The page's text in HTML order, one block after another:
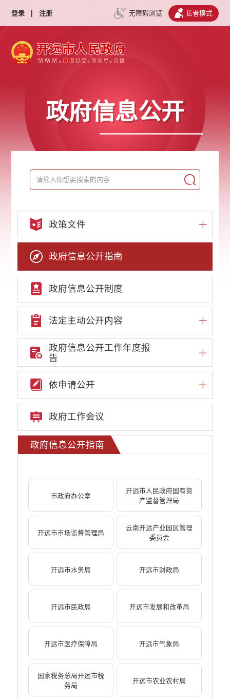
登录 | 注册 无障碍浏览 长者模式
政府信息公开
政策文件
政府信息公开指南
政府信息公开制度
法定主动公开内容
政府信息公开工作年度报
告
依申请公开
政府工作会议
政府信息公开指南
市政府办公室
开远市人民政府国有资
产监督管理局
开远市市场监督管理局
云南开远产业园区管理
委员会
开远市水务局 开远市财政局
开远市民政局 开远市发展和改革局
开远市医疗保障局 开远市气象局
国家税务总局开远市税
务局
开远市农业农村局